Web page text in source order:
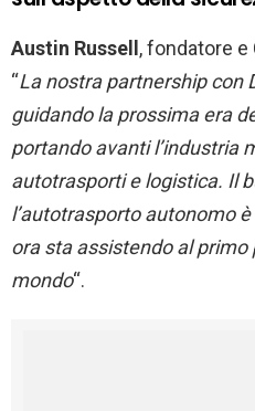
Austin Russell , fondatore e
“La nostra partnership con
guidando la prossima era
portando avanti l’industria
autotrasporti e logistica. Il
l’autotrasporto autonomo
ora sta assistendo al primo
mondo“.